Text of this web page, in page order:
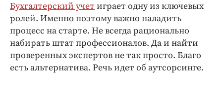
Бренд года
Работодатель года
Бухгалтерский учет играет одну из ключевых
ролей. Именно поэтому важно наладить
процесс на старте. Не всегда рационально
набирать штат профессионалов. Да и найти
проверенных экспертов не так просто. Благо
есть альтернатива. Речь идет об аутсорсинге.